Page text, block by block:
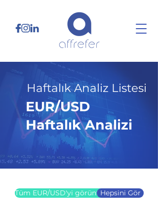
Haftalık Analiz Listesi
EUR/USD
Haftalık Analizi
14.04.25
Tüm EUR/USD'yi görüntüleHepsini Gör